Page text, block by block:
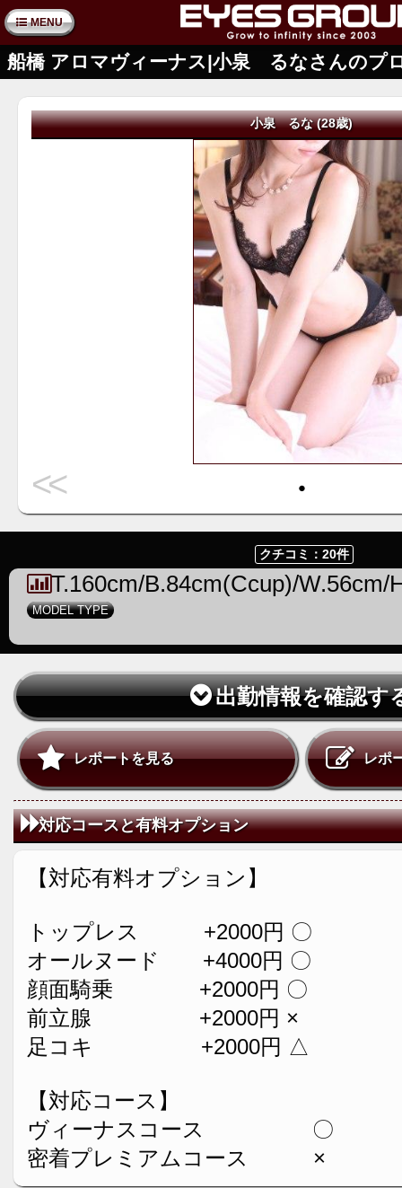
MENU
船橋 アロマヴィーナス|小泉 るなさんのプ
小泉 るな (28歳)
<< ・
クチコミ：20件
T.160cm/B.84cm(Ccup)/W.56cm/
MODEL TYPE
出勤情報を確認す
レポートを見る レポ
対応コースと有料オプション
【対応有料オプション】
トップレス +2000円 〇
オールヌード +4000円 〇
顔面騎乗 +2000円 〇
前立腺 +2000円 ×
足コキ +2000円 △
【対応コース】
ヴィーナスコース 〇
密着プレミアムコース ×